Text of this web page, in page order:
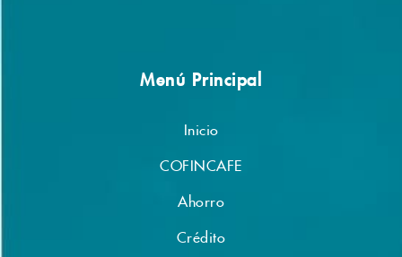
Menú Principal
Inicio
COFINCAFE
Ahorro
Crédito